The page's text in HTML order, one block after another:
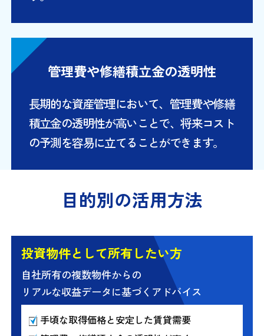
管理費や修繕積立金の透明性
長期的な資産管理において、管理費や修繕
積立金の透明性が高いことで、将来コスト
の予測を容易に立てることができます。
目的別の活用方法
投資物件として所有したい方
自社所有の複数物件からの
リアルな収益データに基づくアドバイス
手頃な取得価格と安定した賃貸需要